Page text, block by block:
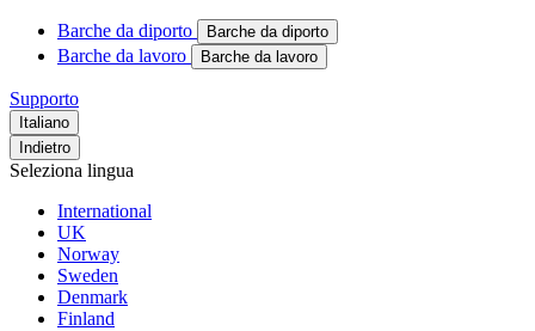
Barche da diporto Barche da diporto
Barche da lavoro Barche da lavoro
Supporto
Italiano
Indietro
Seleziona lingua
International
UK
Norway
Sweden
Denmark
Finland